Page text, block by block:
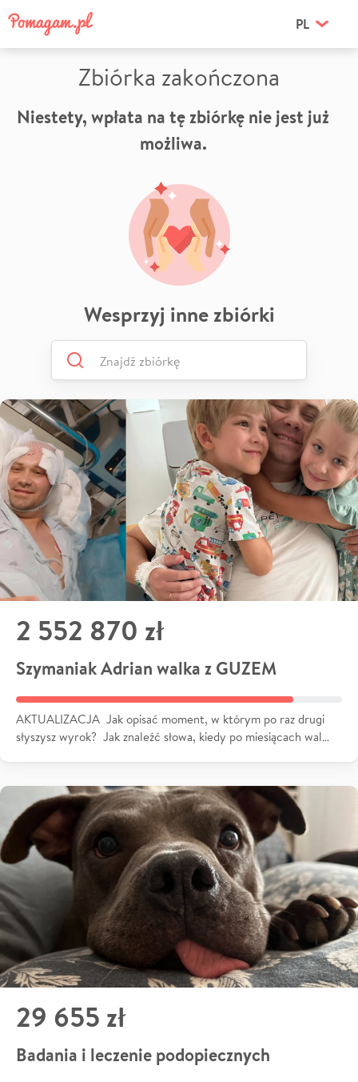
PL
Zbiórka zakończona
Niestety, wpłata na tę zbiórkę nie jest już
możliwa.
Wesprzyj inne zbiórki
2 552 870 zł
Szymaniak Adrian walka z GUZEM
AKTUALIZACJA Jak opisać moment, w którym po raz drugi
słyszysz wyrok? Jak znaleźć słowa, kiedy po miesiącach wal…
29 655 zł
Badania i leczenie podopiecznych